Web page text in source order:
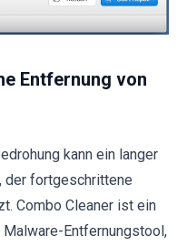
Entfernung von
kann ein langer
fortgeschrittene
Combo Cleaner ist ein
Entfernungstool,